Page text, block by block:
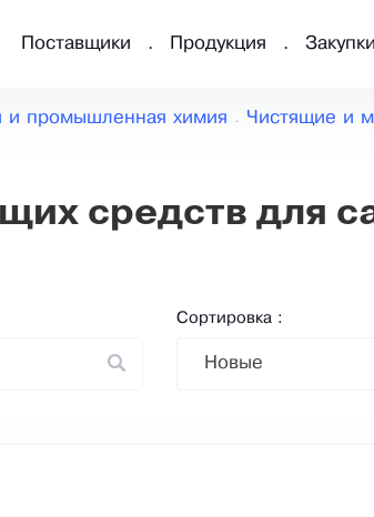
Поставщики Продукция Закупки
и промышленная химия Чистящие и
средств для
Сортировка :
Новые